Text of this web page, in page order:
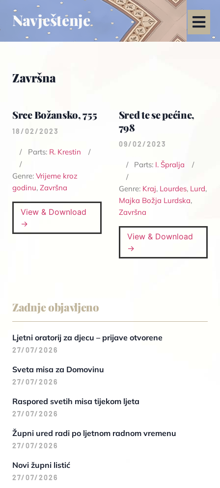
Navještenje
Završna
Srce Božansko, 755
18/02/2023
Parts: R. Krestin
Genre: Vrijeme kroz
godinu, Završna
View & Download
→
Sred te se pećine,
798
09/02/2023
Parts: I. Špralja
Genre: Kraj, Lourdes, Lurd,
Majka Božja Lurdska,
Završna
View & Download
→
Zadnje objavljeno
Ljetni oratorij za djecu – prijave otvorene
27/07/2026
Sveta misa za Domovinu
27/07/2026
Raspored svetih misa tijekom ljeta
27/07/2026
Župni ured radi po ljetnom radnom vremenu
27/07/2026
Novi župni listić
27/07/2026